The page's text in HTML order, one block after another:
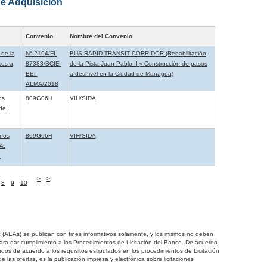
Adquisición
Convenio Nombre del Convenio
la
a
N° 2194/FI-
87383/BCIE-
BEI-
ALMA/2018
BUS RAPID TRANSIT CORRIDOR (Rehabilitación
de la Pista Juan Pablo II y Construcción de pasos
a desnivel en la Ciudad de Managua)
809G06H VIH/SIDA
809G06H VIH/SIDA
8 9 10
> >|
se publican con fines informativos solamente, y los mismos no deben
dar cumplimiento a los Procedimientos de Licitación del Banco. De acuerdo
de acuerdo a los requisitos estipulados en los procedimientos de Licitación
las ofertas, es la publicación impresa y electrónica sobre licitaciones